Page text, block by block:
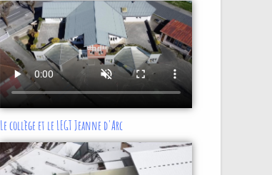
Le collège et le LEGT Jeanne d'Arc